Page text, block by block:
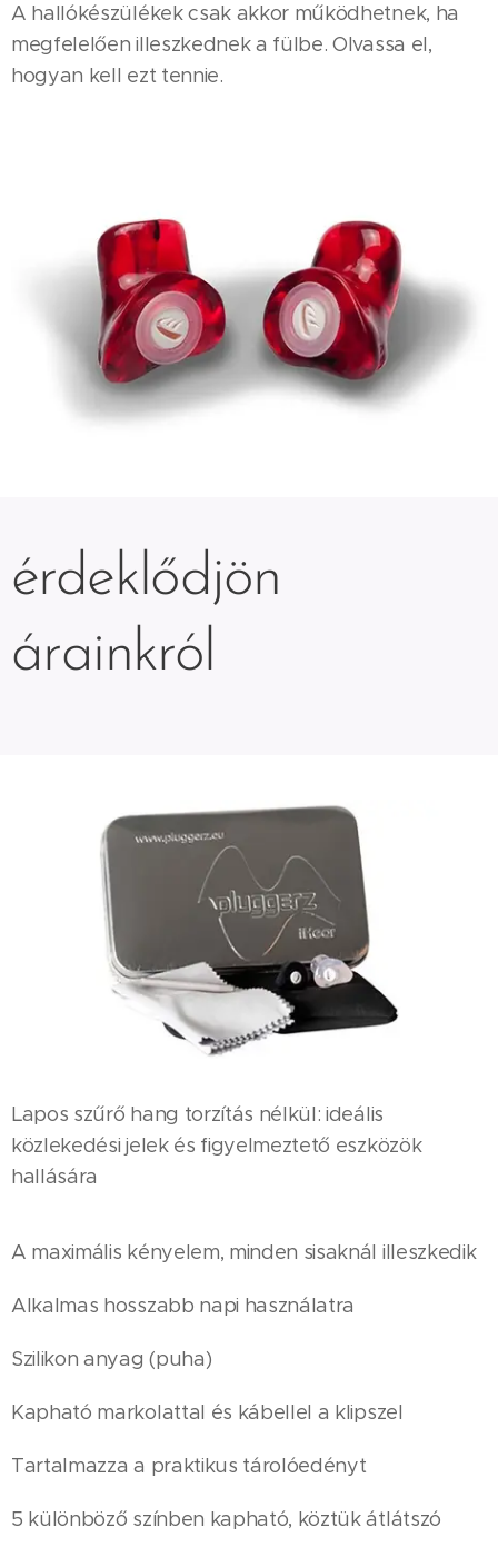
A hallókészülékek csak akkor működhetnek, ha
megfelelően illeszkednek a fülbe. Olvassa el,
hogyan kell ezt tennie.
érdeklődjön
árainkról
Lapos szűrő hang torzítás nélkül: ideális
közlekedési jelek és figyelmeztető eszközök
hallására
A maximális kényelem, minden sisaknál illeszkedik
Alkalmas hosszabb napi használatra
Szilikon anyag (puha)
Kapható markolattal és kábellel a klipszel
Tartalmazza a praktikus tárolóedényt
5 különböző színben kapható, köztük átlátszó